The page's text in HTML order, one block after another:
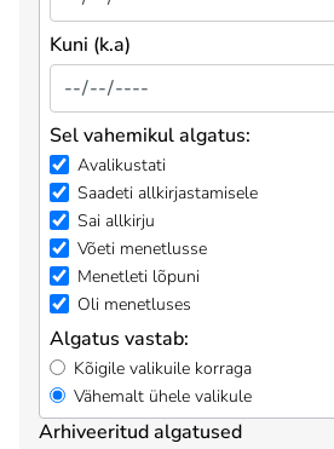
Kuni (k.a)
Sel vahemikul algatus:
Avalikustati
Saadeti allkirjastamisele
Sai allkirju
Võeti menetlusse
Menetleti lõpuni
Oli menetluses
Algatus vastab:
Kõigile valikuile korraga
Vähemalt ühele valikule
Arhiveeritud algatused